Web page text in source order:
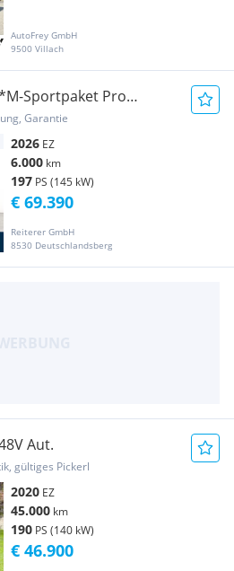
AutoFrey GmbH
9500 Villach
Sportpaket Pro
Garantie
2026 EZ
6.000 km
197 PS (145 kW)
Reiterer GmbH
8530 Deutschlandsberg
€ 69.390
Aut.
gültiges Pickerl
2020 EZ
45.000 km
190 PS (140 kW)
€ 46.900